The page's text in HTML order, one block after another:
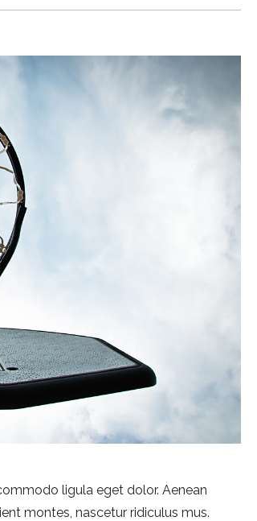
ligula eget dolor. Aenean
montes, nascetur ridiculus mus.